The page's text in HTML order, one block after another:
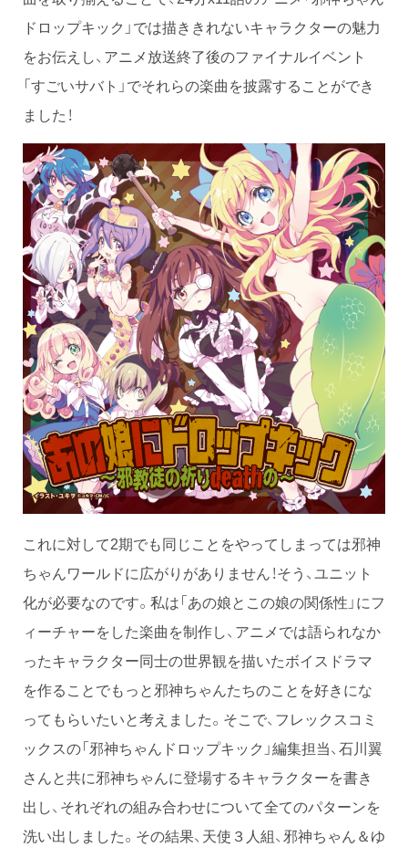
ドロップキック」では描ききれないキャラクターの魅力
をお伝えし、アニメ放送終了後のファイナルイベント
「すごいサバト」でそれらの楽曲を披露することができ
ました！
これに対して2期でも同じことをやってしまっては邪神
ちゃんワールドに広がりがありません！そう、ユニット
化が必要なのです。私は「あの娘とこの娘の関係性」にフ
ィーチャーをした楽曲を制作し、アニメでは語られなか
ったキャラクター同士の世界観を描いたボイスドラマ
を作ることでもっと邪神ちゃんたちのことを好きにな
ってもらいたいと考えました。そこで、フレックスコミ
ックスの「邪神ちゃんドロップキック」編集担当、石川翼
さんと共に邪神ちゃんに登場するキャラクターを書き
出し、それぞれの組み合わせについて全てのパターンを
洗い出しました。その結果、天使３人組、邪神ちゃん＆ゆ